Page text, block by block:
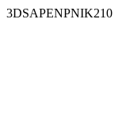
3DSAPENPNIK210